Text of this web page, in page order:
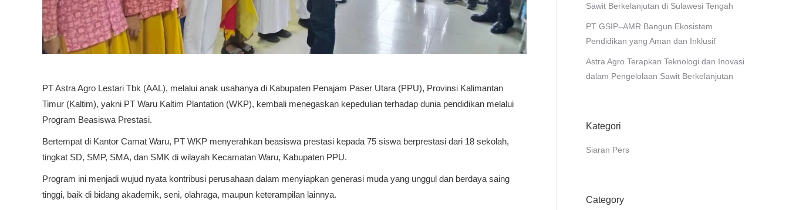
PT Astra Agro Lestari Tbk (AAL), melalui anak usahanya di Kabupaten Penajam Paser Utara (PPU), Provinsi Kalimantan
Timur (Kaltim), yakni PT Waru Kaltim Plantation (WKP), kembali menegaskan kepedulian terhadap dunia pendidikan melalui
Program Beasiswa Prestasi.
Bertempat di Kantor Camat Waru, PT WKP menyerahkan beasiswa prestasi kepada 75 siswa berprestasi dari 18 sekolah,
tingkat SD, SMP, SMA, dan SMK di wilayah Kecamatan Waru, Kabupaten PPU.
Program ini menjadi wujud nyata kontribusi perusahaan dalam menyiapkan generasi muda yang unggul dan berdaya saing
tinggi, baik di bidang akademik, seni, olahraga, maupun keterampilan lainnya.
Sawit Berkelanjutan di Sulawesi Tengah
PT GSIP–AMR Bangun Ekosistem
Pendidikan yang Aman dan Inklusif
Astra Agro Terapkan Teknologi dan Inovasi
dalam Pengelolaan Sawit Berkelanjutan
Kategori
Siaran Pers
Category